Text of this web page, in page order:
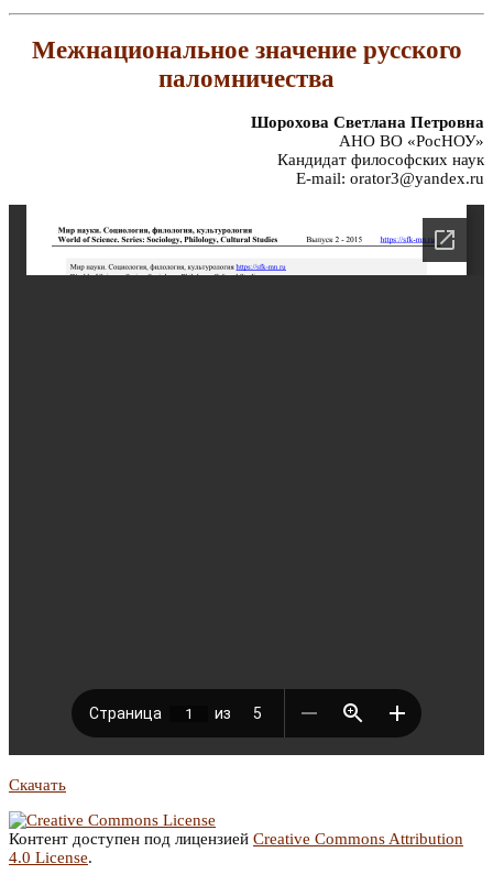
Межнациональное значение русского
паломничества
Шорохова Светлана Петровна
АНО ВО «РосНОУ»
Кандидат философских наук
E-mail: orator3@yandex.ru
Скачать
Контент доступен под лицензией Creative Commons Attribution
4.0 License.